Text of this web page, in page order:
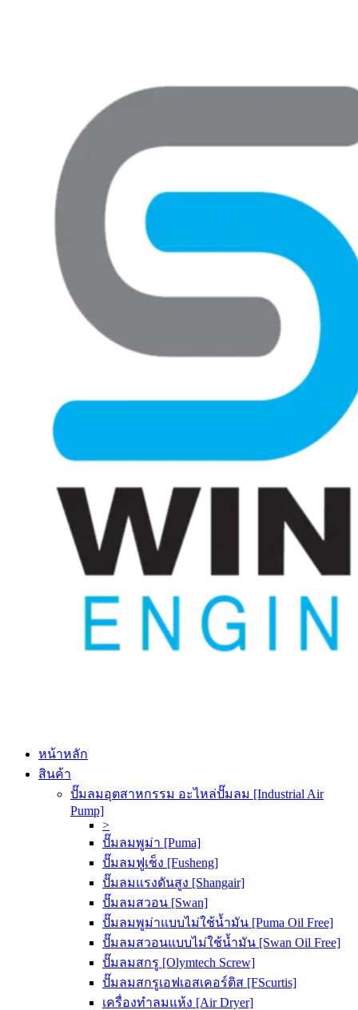
หน้าหลัก
สินค้า
ปั๊มลมอุตสาหกรรม อะไหล่ปั๊มลม [Industrial Air
Pump]
>
ปั๊มลมพูม่า [Puma]
ปั๊มลมฟูเช็ง [Fusheng]
ปั๊มลมแรงดันสูง [Shangair]
ปั๊มลมสวอน [Swan]
ปั๊มลมพูม่าแบบไม่ใช้น้ำมัน [Puma Oil Free]
ปั๊มลมสวอนแบบไม่ใช้น้ำมัน [Swan Oil Free]
ปั๊มลมสกรู [Olymtech Screw]
ปั๊มลมสกรูเอฟเอสเคอร์ติส [FScurtis]
เครื่องทำลมแห้ง [Air Dryer]